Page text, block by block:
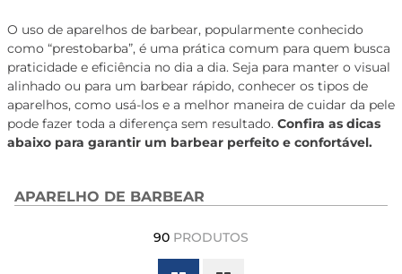
nutridrink
6º
rosuvastatina
7º
dipirona
tadalafila 5mg
9º
vitamina
O uso de aparelhos de barbear, popularmente conhecido
como “prestobarba”, é uma prática comum para quem busca
praticidade e eficiência no dia a dia. Seja para manter o visual
alinhado ou para um barbear rápido, conhecer os tipos de
aparelhos, como usá-los e a melhor maneira de cuidar da pele
pode fazer toda a diferença sem resultado. Confira as dicas
abaixo para garantir um barbear perfeito e confortável.
APARELHO DE BARBEAR
90 PRODUTOS